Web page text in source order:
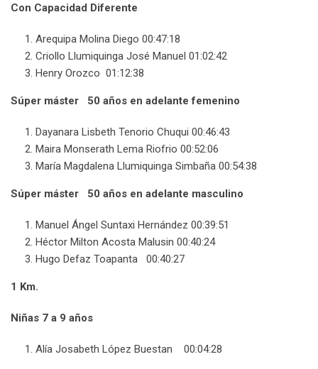
Con Capacidad Diferente
Arequipa Molina Diego 00:47:18
Criollo Llumiquinga José Manuel 01:02:42
Henry Orozco 01:12:38
Súper máster 50 años en adelante femenino
Dayanara Lisbeth Tenorio Chuqui 00:46:43
Maira Monserath Lema Riofrio 00:52:06
María Magdalena Llumiquinga Simbaña 00:54:38
Súper máster 50 años en adelante masculino
Manuel Ángel Suntaxi Hernández 00:39:51
Héctor Milton Acosta Malusin 00:40:24
Hugo Defaz Toapanta 00:40:27
1 Km.
Niñas 7 a 9 años
Alía Josabeth López Buestan 00:04:28